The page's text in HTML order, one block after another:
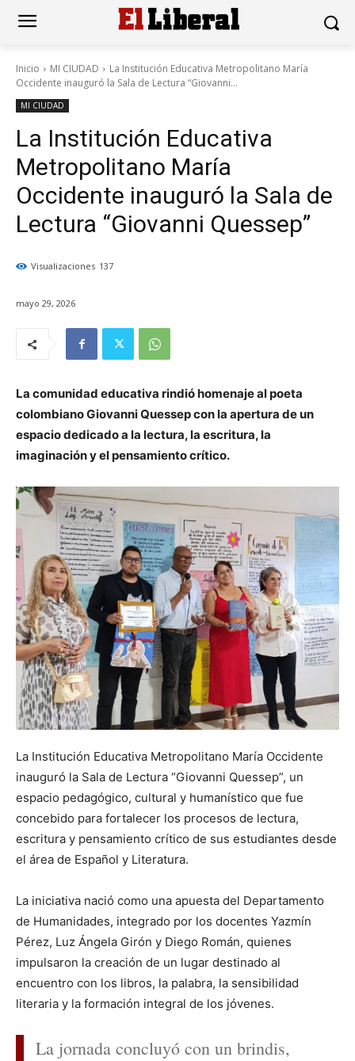
Inicio MI CIUDAD
La Institución Educativa Metropolitano María
Occidente inauguró la Sala de Lectura “Giovanni...
MI CIUDAD
La Institución Educativa
Metropolitano María
Occidente inauguró la Sala de
Lectura “Giovanni Quessep”
Visualizaciones 137
mayo 29, 2026
La comunidad educativa rindió homenaje al poeta
colombiano Giovanni Quessep con la apertura de un
espacio dedicado a la lectura, la escritura, la
imaginación y el pensamiento crítico.
La Institución Educativa Metropolitano María Occidente
inauguró la Sala de Lectura “Giovanni Quessep”, un
espacio pedagógico, cultural y humanístico que fue
concebido para fortalecer los procesos de lectura,
escritura y pensamiento crítico de sus estudiantes desde
el área de Español y Literatura.
La iniciativa nació como una apuesta del Departamento
de Humanidades, integrado por los docentes Yazmín
Pérez, Luz Ángela Girón y Diego Román, quienes
impulsaron la creación de un lugar destinado al
encuentro con los libros, la palabra, la sensibilidad
literaria y la formación integral de los jóvenes.
La jornada concluyó con un brindis,